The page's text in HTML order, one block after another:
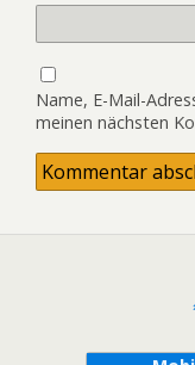
Name, E-Mail-
meinen nächsten